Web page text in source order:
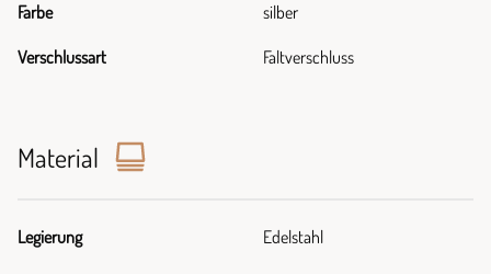
Farbe silber
Verschlussart Faltverschluss
Material
Legierung Edelstahl